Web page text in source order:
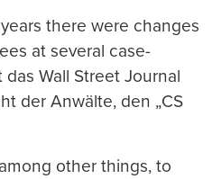
there were changes
at several case-
Wall Street Journal
der Anwälte, den „CS
other things, to